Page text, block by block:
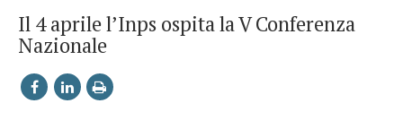
Il 4 aprile l’Inps ospita la V Conferenza
Nazionale